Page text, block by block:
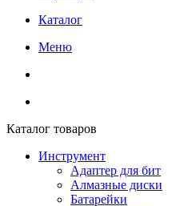
Каталог
Меню
Каталог товаров
Инструмент
Адаптер для бит
Алмазные диски
Батарейки